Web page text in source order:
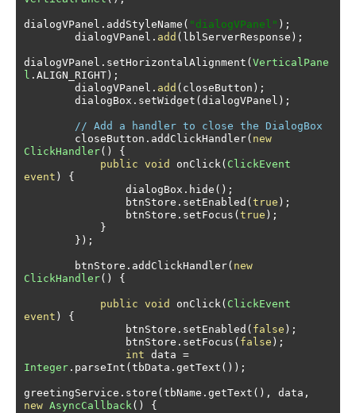
dialogVPanel . addStyleName ( "dialogVPanel" );
        dialogVPanel
. add ( lblServerResponse );
dialogVPanel . setHorizontalAlignment ( VerticalPane
l . ALIGN_RIGHT );
        dialogVPanel
. add ( closeButton );
        dialogBox
. setWidget ( dialogVPanel );
// Add a handler to close the DialogBox
        closeButton
. addClickHandler( new
ClickHandler()
{
public void onClick( ClickEvent
event )
{
                dialogBox
. hide ();
                btnStore
. setEnabled ( true );
                btnStore
. setFocus ( true );
}
});
        btnStore
. addClickHandler( new
ClickHandler() {
public void onClick( ClickEvent
event )
{
                btnStore
. setEnabled ( false );
                btnStore
. setFocus ( false );
int data =
Integer . parseInt ( tbData . getText ());
greetingService . store ( tbName . getText (), data ,
new AsyncCallback() {